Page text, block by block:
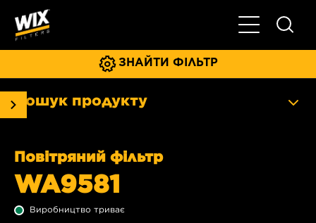
Увімкнути/
ЗНАЙТИ ФІЛЬТР
Пошук продукту
Повітряний фільтр
WA9581
Виробництво триває